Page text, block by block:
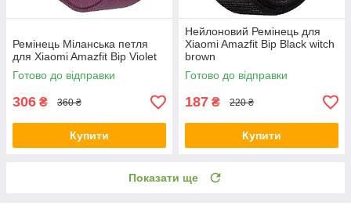
Ремінець Міланська петля
для Xiaomi Amazfit Bip Violet
Готово до відправки
306 ₴ 360 ₴
Купити
Нейлоновий Ремінець для
Xiaomi Amazfit Bip Black witch
brown
Готово до відправки
187 ₴ 220 ₴
Купити
Показати ще